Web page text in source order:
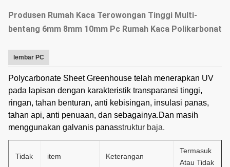
Produsen Rumah Kaca Terowongan Tinggi Multi-
bentang 6mm 8mm 10mm Pc Rumah Kaca Polikarbonat
lembar PC
Polycarbonate Sheet Greenhouse telah menerapkan UV
pada lapisan dengan karakteristik transparansi tinggi,
ringan, tahan benturan, anti kebisingan, insulasi panas,
tahan api, anti penuaan, dan sebagainya.Dan masih
menggunakan galvanis panasstruktur baja.
Tidak item Keterangan
Termasuk
Atau Tidak